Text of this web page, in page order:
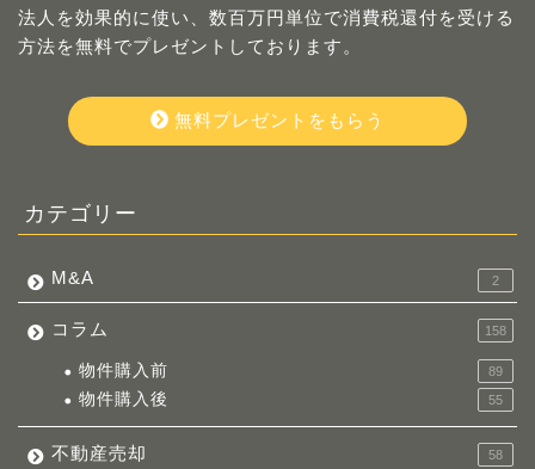
法人を効果的に使い、数百万円単位で消費税還付を受ける
方法を無料でプレゼントしております。
無料プレゼントをもらう
カテゴリー
M&A 2
コラム 158
物件購入前 89
物件購入後 55
不動産売却 58